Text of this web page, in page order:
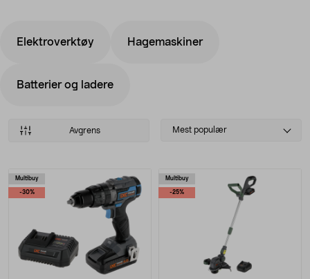
Elektroverktøy Hagemaskiner
Batterier og ladere
Avgrens
Select
Mest populær
Produkter
Multibuy
-30%
Multibuy
-25%